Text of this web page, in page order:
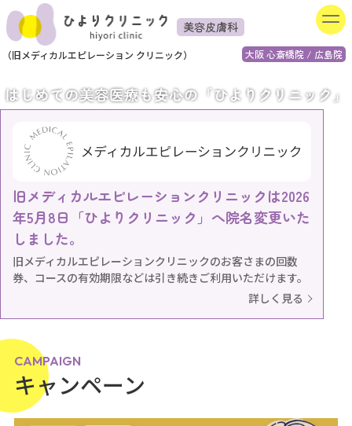
美容皮膚科
大阪 心斎橋院 / 広島院
（旧メディカルエピレーション クリニック）
旧メディカルエピレーションクリニックは2026
年5月8日「ひよりクリニック」へ院名変更いた
しました。
旧メディカルエピレーションクリニックのお客さまの回数
券、コースの有効期限などは引き続きご利用いただけます。
詳しく見る
CAMPAIGN
キャンペーン